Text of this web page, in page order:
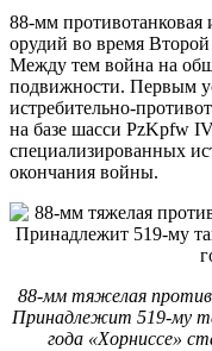
88-мм
орудий во время
Между тем война на
подвижности. Первым
истребительно-
на базе шасси PzKpfw
специализированных
окончания войны.
88-мм тяжелая
Принадлежит 519-му
года «Хорниссе»